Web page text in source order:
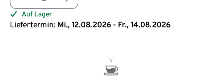
Auf Lager
Liefertermin: Mi., 12.08.2026 - Fr., 14.08.2026